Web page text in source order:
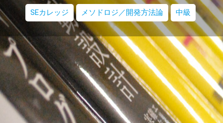
SEカレッジ メソドロジ／開発方法論 中級